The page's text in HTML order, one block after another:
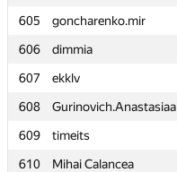
605
goncharenko.mir
606
dimmia
607
ekklv
608
Gurinovich.Anastasiaa
609
timeits
610
Mihai Calancea
605
goncharenko.mir
606
dimmia
607
ekklv
608
Gurinovich.Anastasiaa
609
timeits
610
Mihai Calancea